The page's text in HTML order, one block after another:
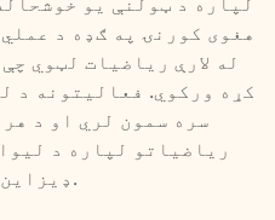
هغوی کورنۍ په ګډه د
له لارې ریاضیات لټوي
کړه ورکوي. فعالیتونه د
سره سمون لري او د
ریاضیاتو لپاره د
ډیزاین شوي دي.